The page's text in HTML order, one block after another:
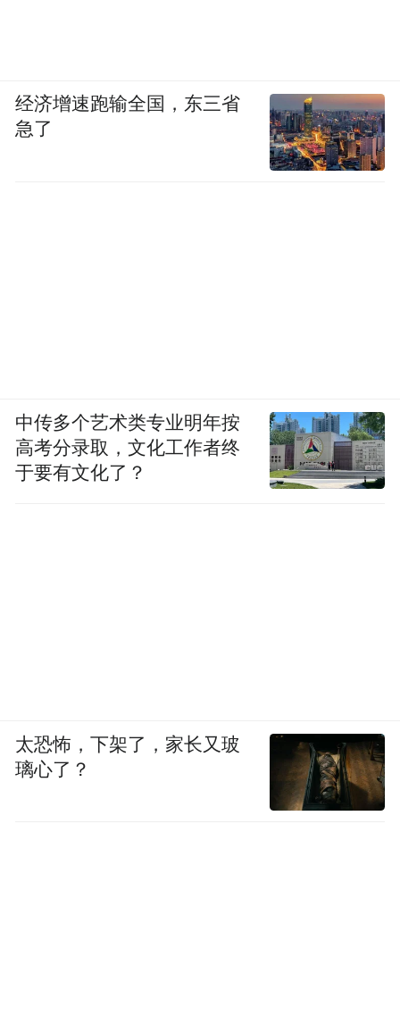
经济增速跑输全国，东三省
急了
中传多个艺术类专业明年按
高考分录取，文化工作者终
于要有文化了？
太恐怖，下架了，家长又玻
璃心了？